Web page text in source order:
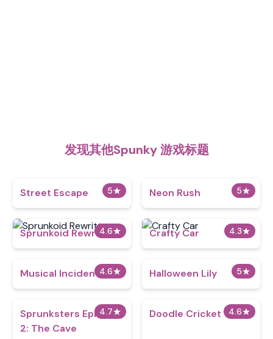
发现其他Spunky 游戏标题
5★
Street Escape 5★
Neon Rush
4.6★
Sprunkoid Rewritten 4.3★
Crafty Car
4.6★
Musical Incidents 5★
Halloween Lily
4.7★
Sprunksters Episode
2: The Cave
4.6★
Doodle Cricket